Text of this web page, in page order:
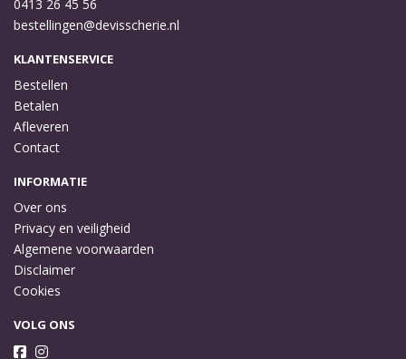
0413 26 45 56
bestellingen@devisscherie.nl
KLANTENSERVICE
Bestellen
Betalen
Afleveren
Contact
INFORMATIE
Over ons
Privacy en veiligheid
Algemene voorwaarden
Disclaimer
Cookies
VOLG ONS